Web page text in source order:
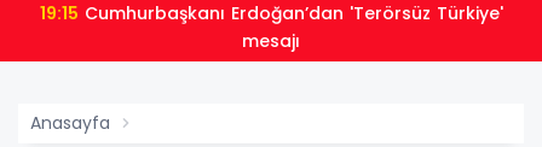
19:15
mesajı
Anasayfa